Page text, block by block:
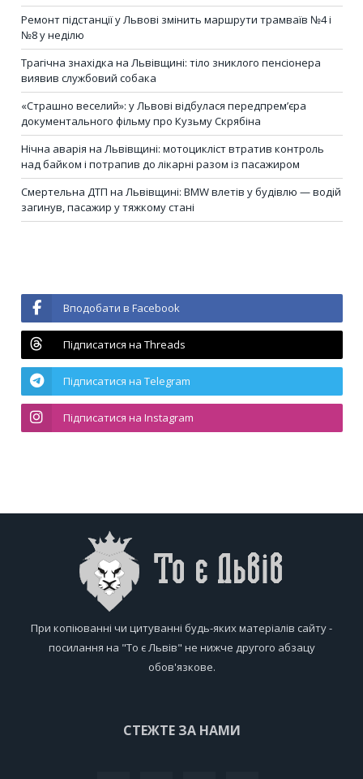
Ремонт підстанції у Львові змінить маршрути трамваїв №4 і
№8 у неділю
Трагічна знахідка на Львівщині: тіло зниклого пенсіонера
виявив службовий собака
«Страшно веселий»: у Львові відбулася передпрем’єра
документального фільму про Кузьму Скрябіна
Нічна аварія на Львівщині: мотоцикліст втратив контроль
над байком і потрапив до лікарні разом із пасажиром
Смертельна ДТП на Львівщині: BMW влетів у будівлю — водій
загинув, пасажир у тяжкому стані
Вподобати в Facebook
Підписатися на Threads
Підписатися на Telegram
Підписатися на Instagram
При копіюванні чи цитуванні будь-яких матеріалів сайту -
посилання на "То є Львів" не нижче другого абзацу
обов'язкове.
СТЕЖТЕ ЗА НАМИ